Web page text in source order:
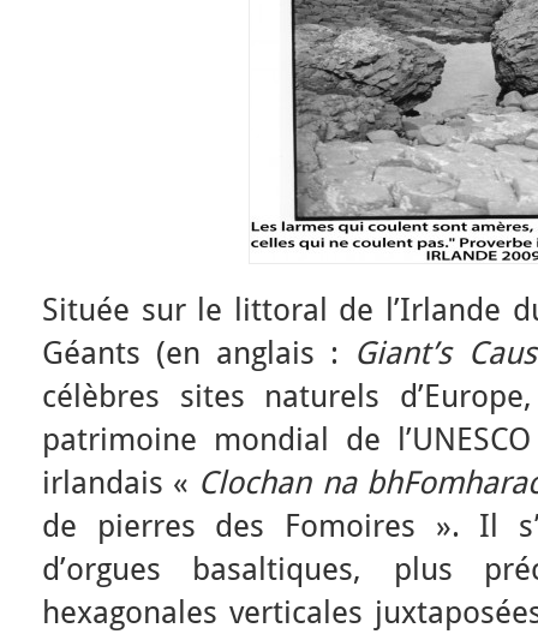
Située sur le littoral de l’Irlande
Géants (en anglais : Giant’s
célèbres sites naturels
patrimoine mondial de
irlandais « Clochan na
de pierres des Fomoires ». Il
d’orgues basaltiques, plus
hexagonales verticales